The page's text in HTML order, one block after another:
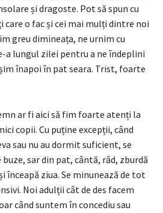
și dragoste. Pot să spun cu
o fac și cei mai mulți dintre noi
greu dimineața, ne urnim cu
a lungul zilei pentru a ne îndeplini
înapoi în pat seara. Trist, foarte
ar fi aici să fim foarte atenți la
copii. Cu puține excepții, când
sau nu au dormit suficient, se
sar din pat, cântă, râd, zburdă
înceapă ziua. Se minunează de tot
Noi adulții cât de des facem
când suntem în concediu sau